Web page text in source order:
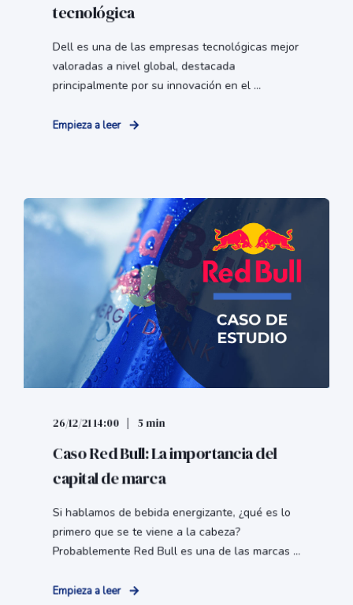
tecnológica
Dell es una de las empresas tecnológicas mejor
valoradas a nivel global, destacada
principalmente por su innovación en el ...
Empieza a leer
26/12/21 14:00 5 min
Caso Red Bull: La importancia del
capital de marca
Si hablamos de bebida energizante, ¿qué es lo
primero que se te viene a la cabeza?
Probablemente Red Bull es una de las marcas ...
Empieza a leer